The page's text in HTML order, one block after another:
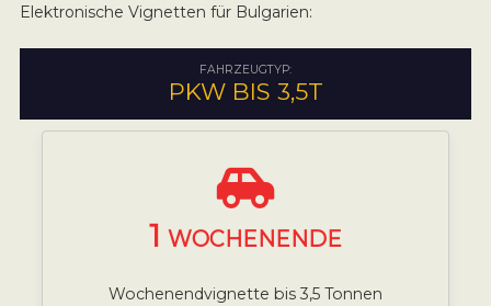
Elektronische Vignetten für Bulgarien:
FAHRZEUGTYP:
PKW BIS 3,5T
1 WOCHENENDE
Wochenendvignette bis 3,5 Tonnen